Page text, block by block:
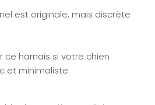
est originale, mais discrète
ce harnais si votre chien
et minimaliste.